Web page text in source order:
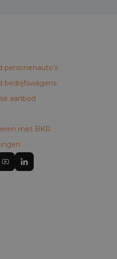
personenauto’s
bedrijfswagens
aanbod
met BKR